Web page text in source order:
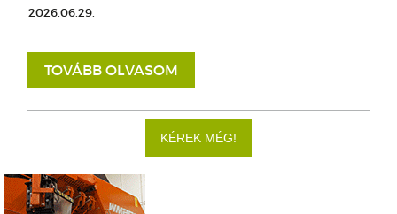
2026.06.29.
TOVÁBB OLVASOM
KÉREK MÉG!